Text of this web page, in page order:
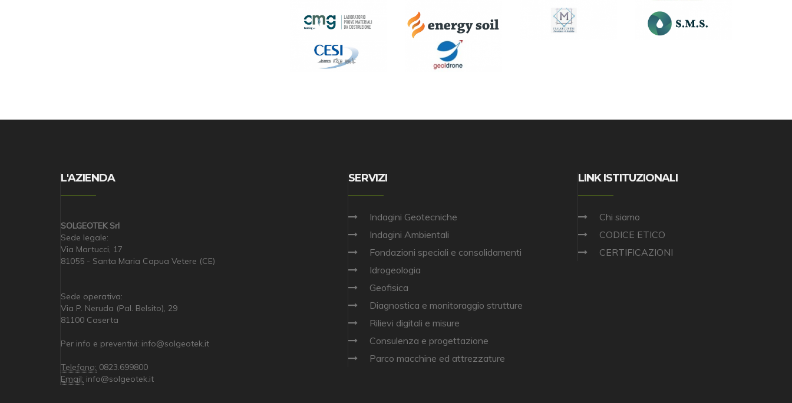
L'AZIENDA
SOLGEOTEK Srl
Sede legale:
Via Martucci, 17
81055 - Santa Maria Capua Vetere (CE)
Sede operativa:
Via P. Neruda (Pal. Belsito), 29
81100 Caserta
Per info e preventivi: info@solgeotek.it
Telefono: 0823.699800
Email: info@solgeotek.it
SERVIZI
Indagini Geotecniche
Indagini Ambientali
Fondazioni speciali e consolidamenti
Idrogeologia
Geofisica
Diagnostica e monitoraggio strutture
Rilievi digitali e misure
Consulenza e progettazione
Parco macchine ed attrezzature
LINK ISTITUZIONALI
Chi siamo
CODICE ETICO
CERTIFICAZIONI